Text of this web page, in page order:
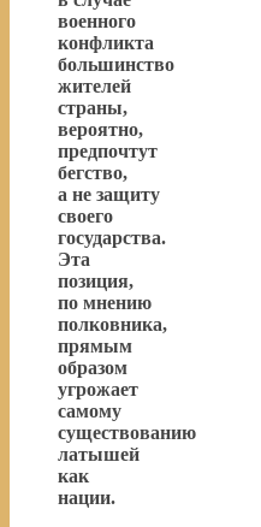
военного
конфликта
большинство
жителей
страны,
вероятно,
предпочтут
бегство,
а не защиту
своего
государства.
Эта
позиция,
по мнению
полковника,
прямым
образом
угрожает
самому
существованию
латышей
как
нации.